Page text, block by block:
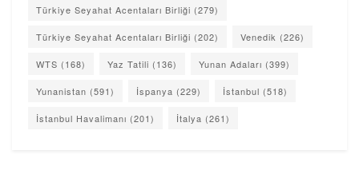
Türkiye Seyahat Acentaları Birliği (279)
Türkiye Seyahat Acentaları Birliği (202) Venedik (226)
WTS (168) Yaz Tatili (136) Yunan Adaları (399)
Yunanistan (591) İspanya (229) İstanbul (518)
İstanbul Havalimanı (201) İtalya (261)